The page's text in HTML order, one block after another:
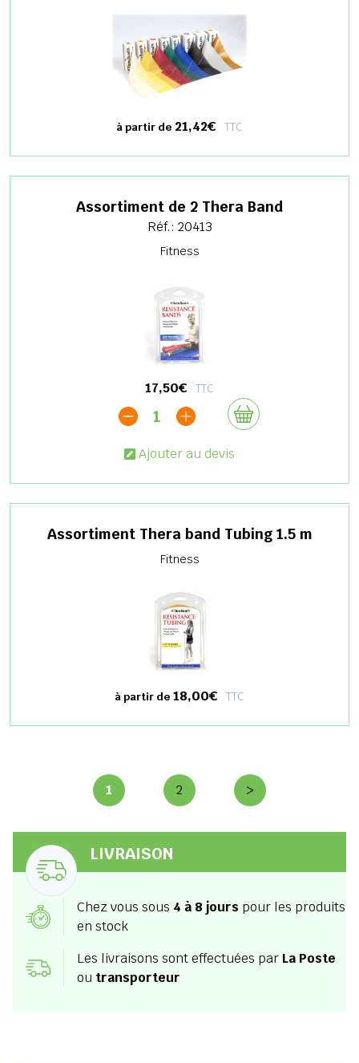
à partir de 21,42€ TTC
Assortiment de 2 Thera Band
Réf.: 20413
Fitness
17,50€ TTC
1
Ajouter au devis
Assortiment Thera band Tubing 1.5 m
Fitness
à partir de 18,00€ TTC
1 2 >
LIVRAISON
Chez vous sous 4 à 8 jours pour les produits
en stock
Les livraisons sont effectuées par La Poste
ou transporteur